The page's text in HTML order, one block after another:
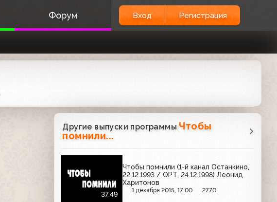
Форум Вход Регистрация
Другие выпуски программы Чтобы
помнили...
37:49
Чтобы помнили (1-й канал Останкино,
22.12.1993 / ОРТ, 24.12.1998) Леонид
Харитонов
1 декабря 2015, 17:00 2770